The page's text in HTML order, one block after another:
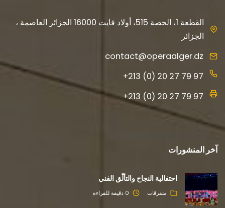
القطعة 1، الحصة 515، أولاد فايت 16000 الجزائر العاصمة ،
الجزائر
contact@operaalger.dz
+213 (0) 20 27 79 97
+213 (0) 20 27 79 97
آخر المنشورات
احتفالية النجاح والتألّق الفني
متفرقات 0 دقيقة للقراءة